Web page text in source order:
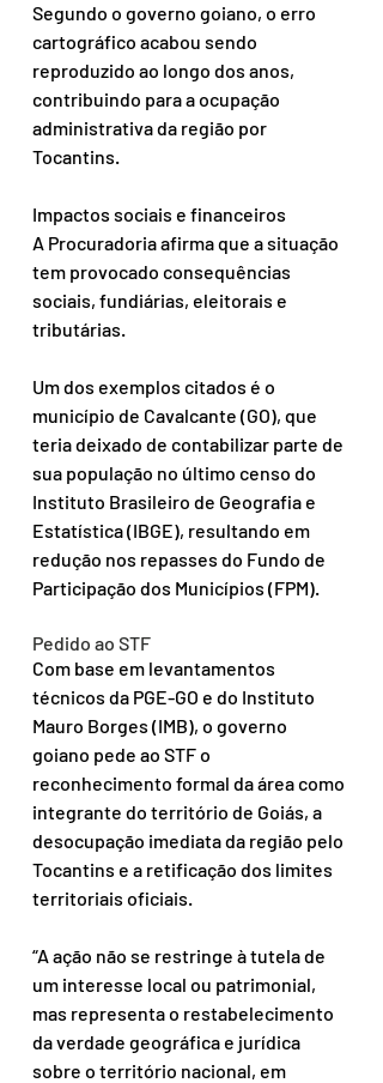
Segundo o governo goiano, o erro
cartográfico acabou sendo
reproduzido ao longo dos anos,
contribuindo para a ocupação
administrativa da região por
Tocantins.
Impactos sociais e financeiros
A Procuradoria afirma que a situação
tem provocado consequências
sociais, fundiárias, eleitorais e
tributárias.
Um dos exemplos citados é o
município de Cavalcante (GO), que
teria deixado de contabilizar parte de
sua população no último censo do
Instituto Brasileiro de Geografia e
Estatística (IBGE), resultando em
redução nos repasses do Fundo de
Participação dos Municípios (FPM).
Pedido ao STF
Com base em levantamentos
técnicos da PGE-GO e do Instituto
Mauro Borges (IMB), o governo
goiano pede ao STF o
reconhecimento formal da área como
integrante do território de Goiás, a
desocupação imediata da região pelo
Tocantins e a retificação dos limites
territoriais oficiais.
“A ação não se restringe à tutela de
um interesse local ou patrimonial,
mas representa o restabelecimento
da verdade geográfica e jurídica
sobre o território nacional, em